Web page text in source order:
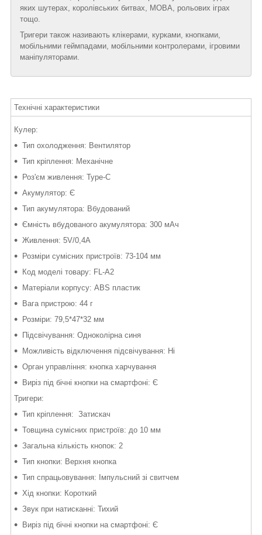
яких шутерах, королівських битвах, MOBA, рольових іграх
тощо.
Тригери також називають клікерами, курками, кнопками,
мобільними геймпадами, мобільними контролерами, ігровими
маніпуляторами.
Технічні характеристики
Кулер:
Тип охолодження: Вентилятор
Тип кріплення: Механічне
Роз'єм живлення: Type-C
Акумулятор: Є
Тип акумулятора: Вбудований
Ємність вбудованого акумулятора: 300 мАч
Живлення: 5V/0,4A
Розміри сумісних пристроїв: 73-104 мм
Код моделі товару: FL-A2
Матеріали корпусу: ABS пластик
Вага пристрою: 44 г
Розміри: 79,5*47*32 мм
Підсвічування: Одноколірна синя
Можливість відключення підсвічування: Ні
Орган управління: кнопка харчування
Виріз під бічні кнопки на смартфоні: Є
Тригери:
Тип кріплення: Затискач
Товщина сумісних пристроїв: до 10 мм
Загальна кількість кнопок: 2
Тип кнопки: Верхня кнопка
Тип спрацьовування: Імпульсний зі свитчем
Хід кнопки: Короткий
Звук при натисканні: Тихий
Виріз під бічні кнопки на смартфоні: Є